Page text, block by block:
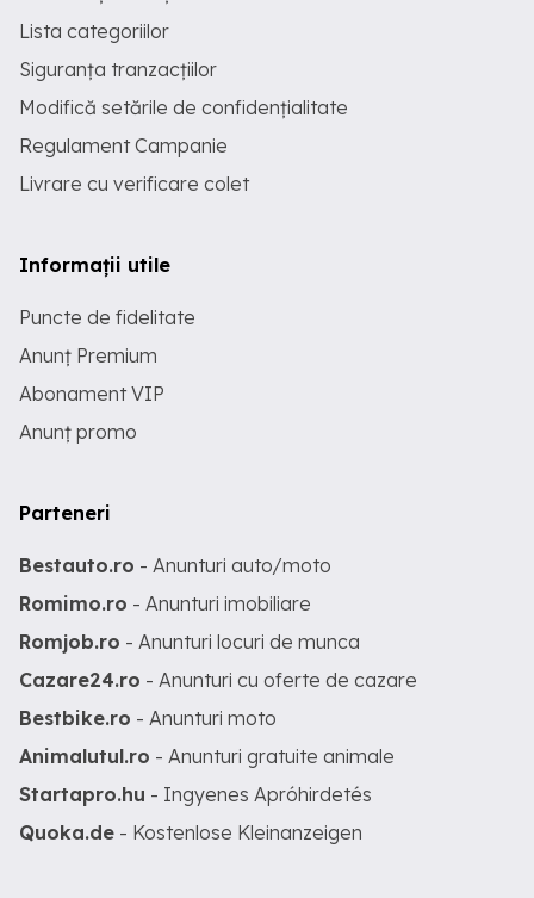
Lista categoriilor
Siguranța tranzacțiilor
Modifică setările de confidențialitate
Regulament Campanie
Livrare cu verificare colet
Informații utile
Puncte de fidelitate
Anunț Premium
Abonament VIP
Anunț promo
Parteneri
Bestauto.ro - Anunturi auto/moto
Romimo.ro - Anunturi imobiliare
Romjob.ro - Anunturi locuri de munca
Cazare24.ro - Anunturi cu oferte de cazare
Bestbike.ro - Anunturi moto
Animalutul.ro - Anunturi gratuite animale
Startapro.hu - Ingyenes Apróhirdetés
Quoka.de - Kostenlose Kleinanzeigen